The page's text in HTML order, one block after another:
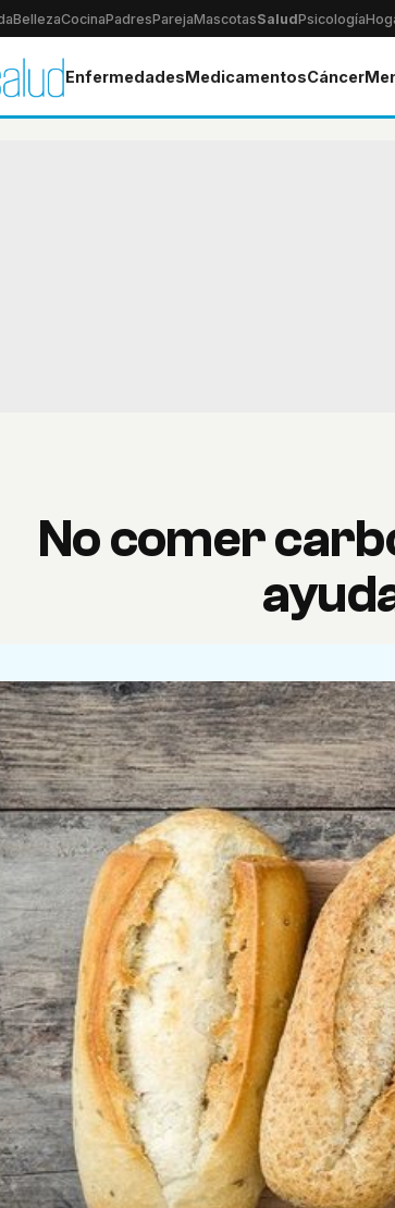
BellezaCocinaPadresParejaMascotasSaludPsicología
EnfermedadesMedicamentosCáncer
No comer